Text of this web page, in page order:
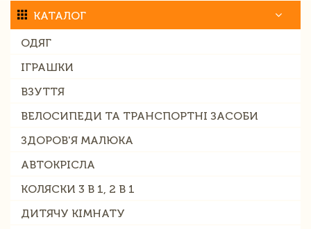
КАТАЛОГ
ОДЯГ
ІГРАШКИ
ВЗУТТЯ
ВЕЛОСИПЕДИ ТА ТРАНСПОРТНІ ЗАСОБИ
ЗДОРОВ'Я МАЛЮКА
АВТОКРІСЛА
КОЛЯСКИ 3 В 1, 2 В 1
ДИТЯЧУ КІМНАТУ